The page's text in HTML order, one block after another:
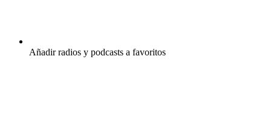
Añadir radios y podcasts a favoritos